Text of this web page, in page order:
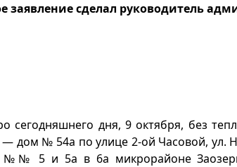
заявление сделал руководитель
сегодняшнего дня, 9 октября, без
дом № 54а по улице 2-ой Часовой, ул.
№№ 5 и 5а в 6а микрорайоне